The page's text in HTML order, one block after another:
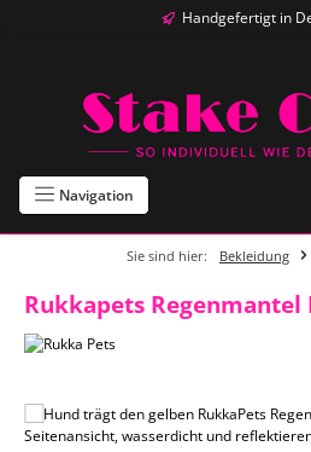
Zum Hauptinhalt springenHandgefertigt in
Navigation
Sie sind hier: Bekleidung
Rukkapets Regenmantel
Bildergalerie überspringen